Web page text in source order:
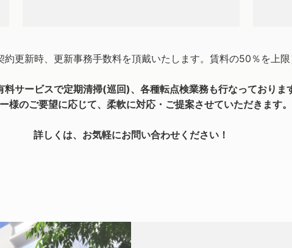
約更新時、更新事務手数料を頂戴いたします。賃料の50％を上限
料サービスで定期清掃(巡回)、各種転点検業務も行なっておりま
様のご要望に応じて、柔軟に対応・ご提案させていただきます。
詳しくは、お気軽にお問い合わせください！